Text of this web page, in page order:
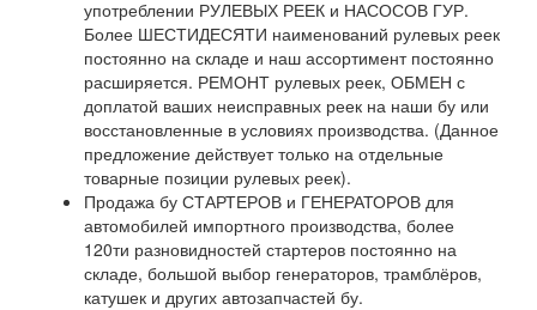
употреблении РУЛЕВЫХ РЕЕК и НАСОСОВ ГУР.
Более ШЕСТИДЕСЯТИ наименований рулевых реек
постоянно на складе и наш ассортимент постоянно
расширяется. РЕМОНТ рулевых реек, ОБМЕН с
доплатой ваших неисправных реек на наши бу или
восстановленные в условиях производства. (Данное
предложение действует только на отдельные
товарные позиции рулевых реек).
Продажа бу СТАРТЕРОВ и ГЕНЕРАТОРОВ для
автомобилей импортного производства, более
120ти разновидностей стартеров постоянно на
складе, большой выбор генераторов, трамблёров,
катушек и других автозапчастей бу.